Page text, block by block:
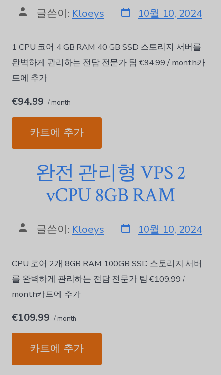
글쓴이: Kloeys 10월 10, 2024
1 CPU 코어 4 GB RAM 40 GB SSD 스토리지 서버를
완벽하게 관리하는 전담 전문가 팀 €94.99 / month카
트에 추가
€94.99 / month
카트에 추가
완전 관리형 VPS 2
vCPU 8GB RAM
글쓴이: Kloeys 10월 10, 2024
CPU 코어 2개 8GB RAM 100GB SSD 스토리지 서버
를 완벽하게 관리하는 전담 전문가 팀 €109.99 /
month카트에 추가
€109.99 / month
카트에 추가